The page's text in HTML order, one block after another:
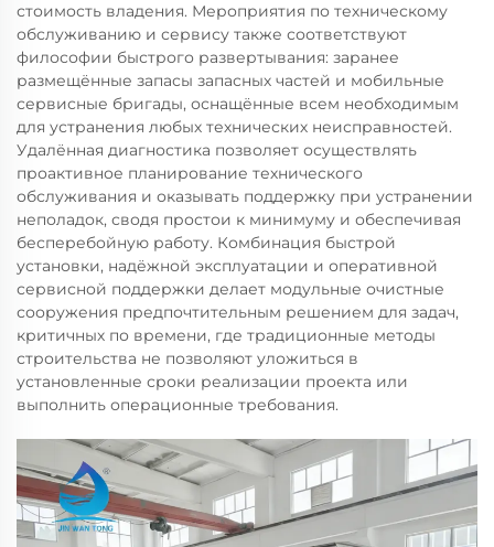
стоимость владения. Мероприятия по техническому
обслуживанию и сервису также соответствуют
философии быстрого развертывания: заранее
размещённые запасы запасных частей и мобильные
сервисные бригады, оснащённые всем необходимым
для устранения любых технических неисправностей.
Удалённая диагностика позволяет осуществлять
проактивное планирование технического
обслуживания и оказывать поддержку при устранении
неполадок, сводя простои к минимуму и обеспечивая
бесперебойную работу. Комбинация быстрой
установки, надёжной эксплуатации и оперативной
сервисной поддержки делает модульные очистные
сооружения предпочтительным решением для задач,
критичных по времени, где традиционные методы
строительства не позволяют уложиться в
установленные сроки реализации проекта или
выполнить операционные требования.